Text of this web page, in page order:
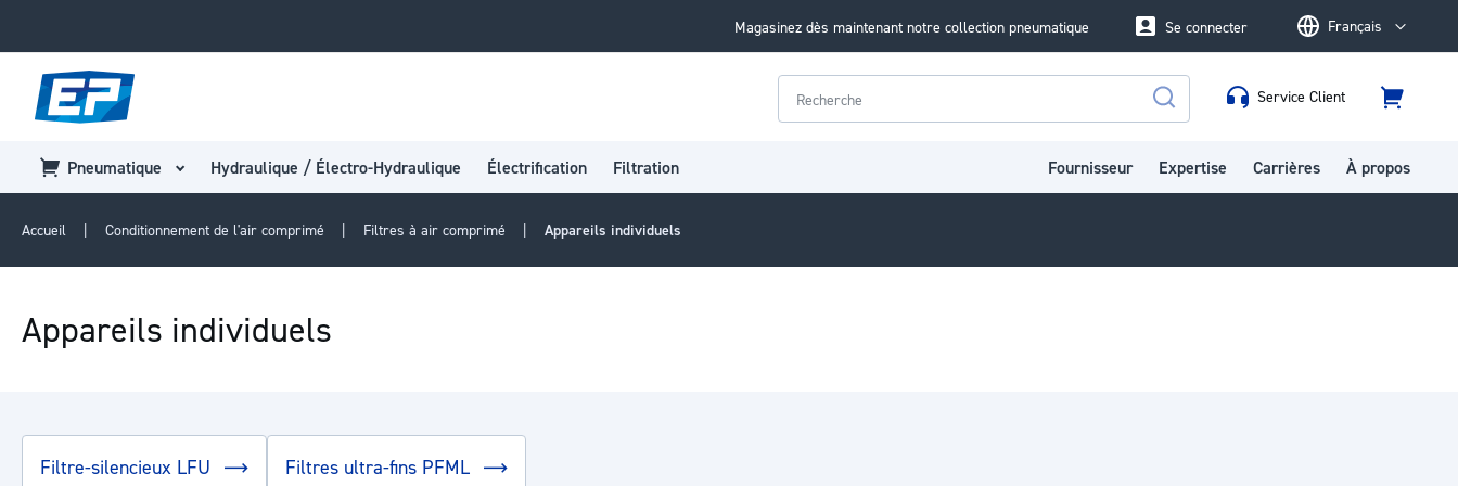
Magasinez dès maintenant notre collection pneumatique LanguageFrançais
Se connecter
Rechercher
Service Client
Panier
Pneumatique Hydraulique / Électro-Hydraulique Électrification Filtration Fournisseur Expertise Carrières À propos
Accueil Conditionnement de l'air comprimé Filtres à air comprimé Appareils individuels
Appareils individuels
Filtre-silencieux LFU Filtres ultra-fins PFML